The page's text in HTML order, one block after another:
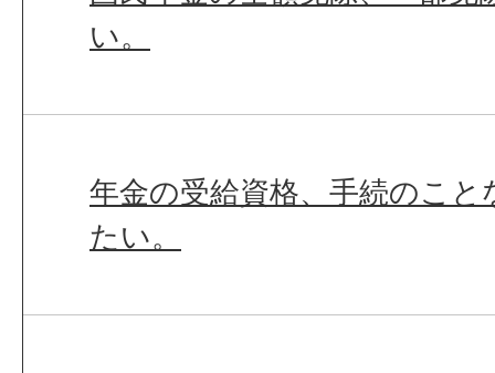
い。
年金の受給資格、手続のこ
たい。